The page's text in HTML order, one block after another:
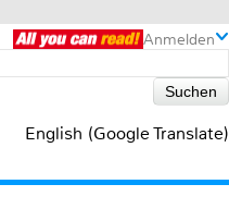
Anmelden
English (Google Translate)